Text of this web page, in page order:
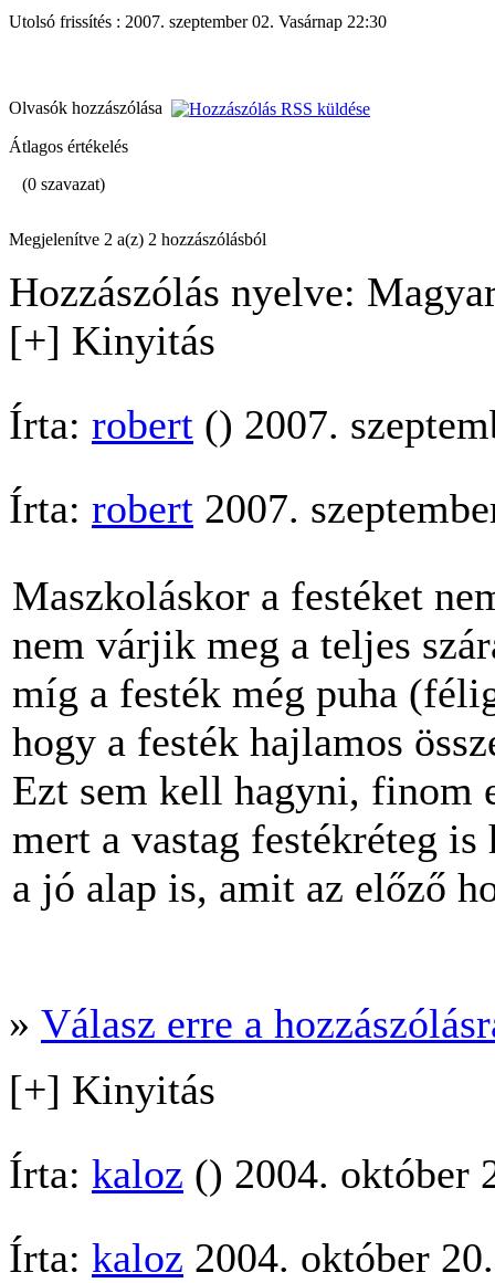
Utolsó frissítés : 2007. szeptember 02. Vasárnap 22:30
Olvasók hozzászólása
Átlagos értékelés
(0 szavazat)
Megjelenítve 2 a(z) 2 hozzászólásból
Hozzászólás nyelve:
[+] Kinyitás
Írta: robert () 2007.
Írta: robert 2007.
Maszkoláskor a festéket
nem várjik meg a teljes
míg a festék még puha
hogy a festék hajlamos
Ezt sem kell hagyni, finom
mert a vastag festékréteg
a jó alap is, amit az előző
» Válasz erre a
[+] Kinyitás
Írta: kaloz () 2004. október
Írta: kaloz 2004. október